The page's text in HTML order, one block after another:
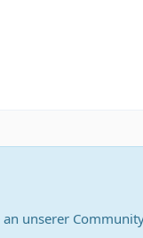
an unserer